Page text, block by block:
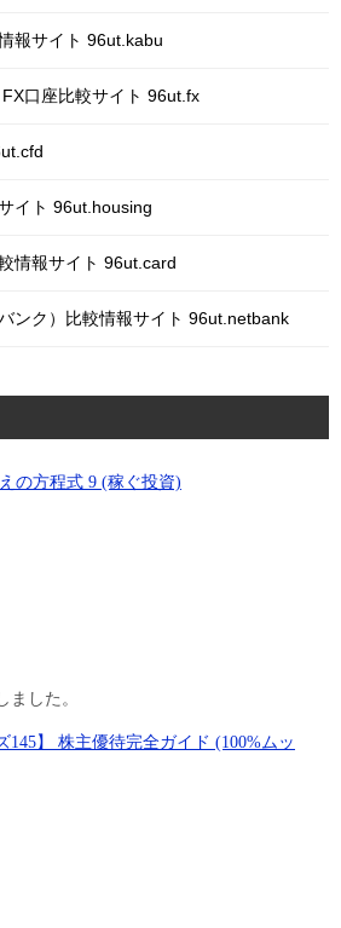
報サイト 96ut.kabu
口座比較サイト 96ut.fx
イト 96ut.housing
情報サイト 96ut.card
ンク）比較情報サイト 96ut.netbank
の方程式 9 (稼ぐ投資)
ました。
145】 株主優待完全ガイド (100%ムッ